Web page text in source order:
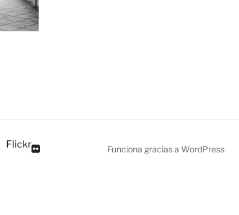
Flickr
Funciona gracias a WordPress